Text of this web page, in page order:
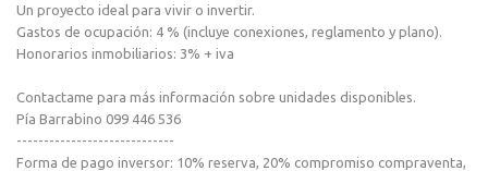
Un proyecto ideal para vivir o invertir.
Gastos de ocupación: 4 % (incluye conexiones, reglamento y plano).
Honorarios inmobiliarios: 3% + iva
Contactame para más información sobre unidades disponibles.
Pía Barrabino 099 446 536
-----------------------------
Forma de pago inversor: 10% reserva, 20% compromiso compraventa,